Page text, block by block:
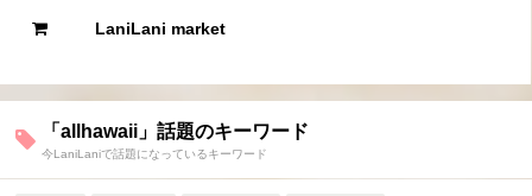
LaniLani market
「allhawaii」話題のキーワード
今LaniLaniで話題になっているキーワード